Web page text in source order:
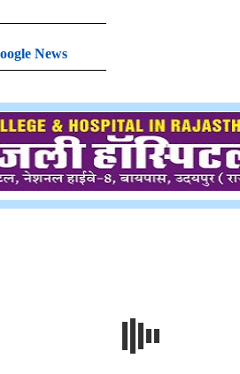
News